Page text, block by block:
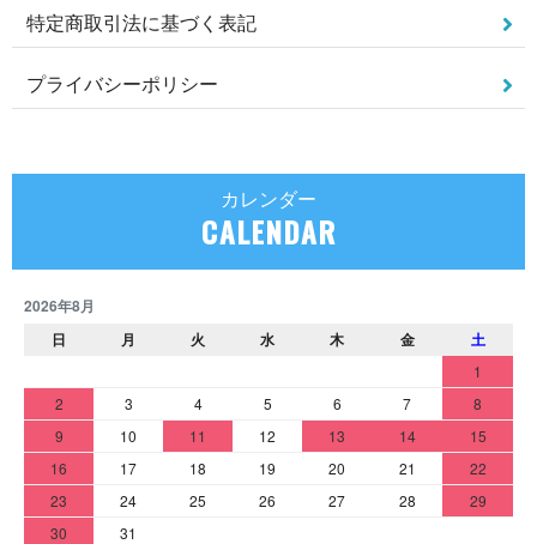
特定商取引法に基づく表記
プライバシーポリシー
カレンダー
CALENDAR
2026年8月
日
月 火 水 木 金 土
1
2
3 4 5 6 7
8
9
10 11 12 13 14
15
16
17 18 19 20 21
22
23
24 25 26 27 28
29
30
31